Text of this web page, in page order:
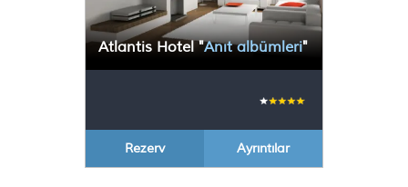
Atlantis Hotel "Anıt albümleri"
Rezerv Ayrıntılar